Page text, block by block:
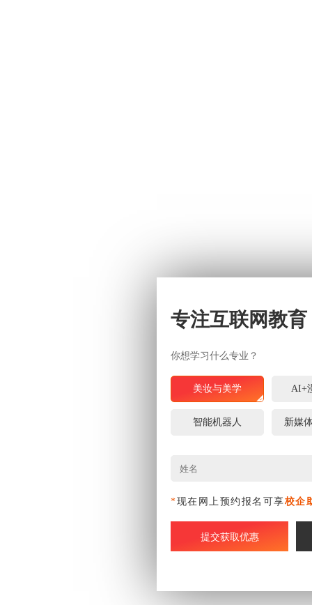
专注互联网教育
你想学习什么专业？
美妆与美学 AI+
智能机器人 新媒
*现在网上预约报名可享校企